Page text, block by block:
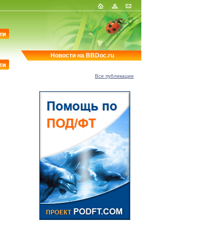
Новости на BBDoc.ru
Все публикации